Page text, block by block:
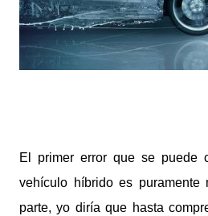
El primer error que se puede
vehículo híbrido es puramente
parte, yo diría que hasta